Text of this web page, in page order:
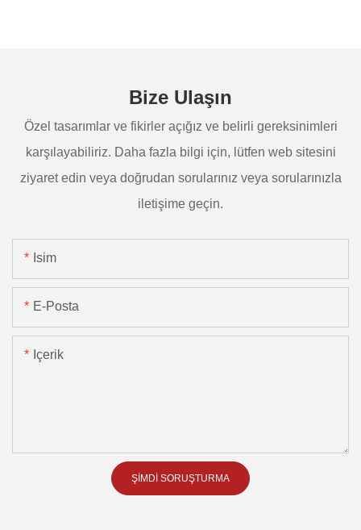
Bize Ulaşın
Özel tasarımlar ve fikirler açığız ve belirli gereksinimleri
karşılayabiliriz. Daha fazla bilgi için, lütfen web sitesini
ziyaret edin veya doğrudan sorularınız veya sorularınızla
iletişime geçin.
Isim
E-Posta
Içerik
ŞIMDI SORUŞTURMA